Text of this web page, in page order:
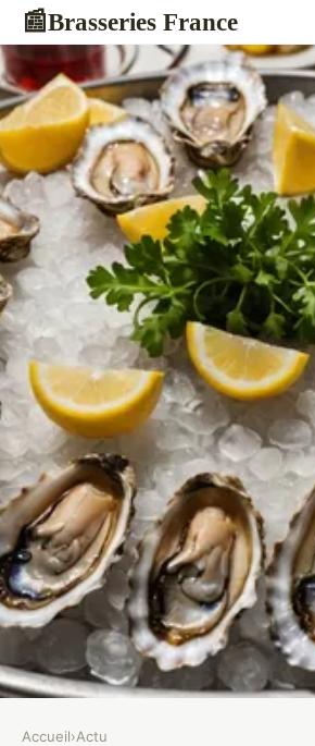
📰Brasseries France
Accueil›Actu